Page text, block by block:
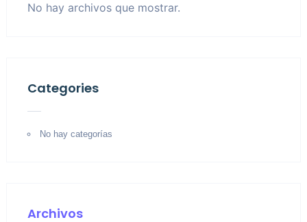
No hay archivos que mostrar.
Categories
No hay categorías
Archivos